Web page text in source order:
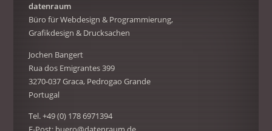
datenraum
Büro für Webdesign & Programmierung,
Grafikdesign & Drucksachen
Jochen Bangert
Rua dos Emigrantes 399
3270-037 Graca, Pedrogao Grande
Portugal
Tel. +49 (0) 178 6971394